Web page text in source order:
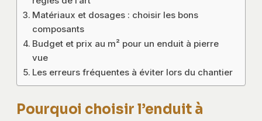
Matériaux et dosages : choisir les bons
composants
Budget et prix au m² pour un enduit à pierre
vue
Les erreurs fréquentes à éviter lors du chantier
Pourquoi choisir l’enduit à